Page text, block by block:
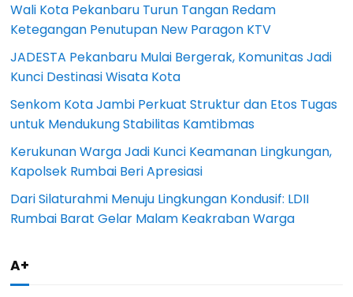
Wali Kota Pekanbaru Turun Tangan Redam
Ketegangan Penutupan New Paragon KTV
JADESTA Pekanbaru Mulai Bergerak, Komunitas Jadi
Kunci Destinasi Wisata Kota
Senkom Kota Jambi Perkuat Struktur dan Etos Tugas
untuk Mendukung Stabilitas Kamtibmas
Kerukunan Warga Jadi Kunci Keamanan Lingkungan,
Kapolsek Rumbai Beri Apresiasi
Dari Silaturahmi Menuju Lingkungan Kondusif: LDII
Rumbai Barat Gelar Malam Keakraban Warga
A+